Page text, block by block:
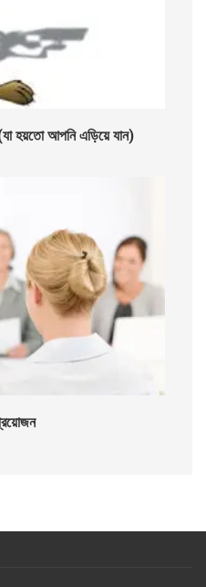
হয়তো আপনি এড়িয়ে যান)